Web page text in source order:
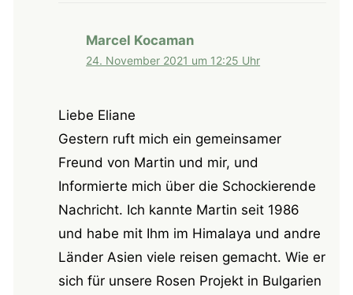
Marcel Kocaman
24. November 2021 um 12:25 Uhr
Liebe Eliane
Gestern ruft mich ein gemeinsamer
Freund von Martin und mir, und
Informierte mich über die Schockierende
Nachricht. Ich kannte Martin seit 1986
und habe mit Ihm im Himalaya und andre
Länder Asien viele reisen gemacht. Wie er
sich für unsere Rosen Projekt in Bulgarien